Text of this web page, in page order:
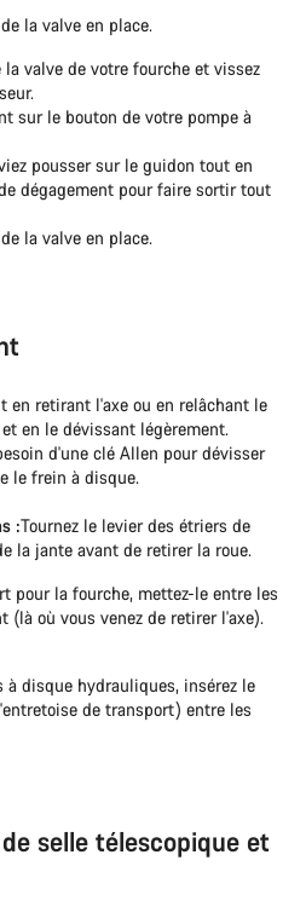
la valve en place.
la valve de votre fourche et vissez
sur le bouton de votre pompe à
pousser sur le guidon tout en
dégagement pour faire sortir tout
la valve en place.
en retirant l'axe ou en relâchant le
en le dévissant légèrement.
d'une clé Allen pour dévisser
le frein à disque.
:Tournez le levier des étriers de
la jante avant de retirer la roue.
pour la fourche, mettez-le entre les
(là où vous venez de retirer l'axe).
à disque hydrauliques, insérez le
de transport) entre les
selle télescopique et